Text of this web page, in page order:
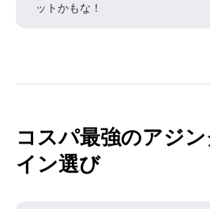
ットかもな！
コスパ最強のアジ
イン選び